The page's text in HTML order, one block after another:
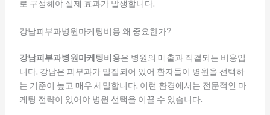
로 구성해야 실제 효과가 발생합니다.
강남피부과병원마케팅비용 왜 중요한가?
강남피부과병원마케팅비용은 병원의 매출과 직결되는 비용입
니다. 강남은 피부과가 밀집되어 있어 환자들이 병원을 선택하
는 기준이 높고 매우 세밀합니다. 이런 환경에서는 전문적인 마
케팅 전략이 있어야 병원 선택을 이끌 수 있습니다.